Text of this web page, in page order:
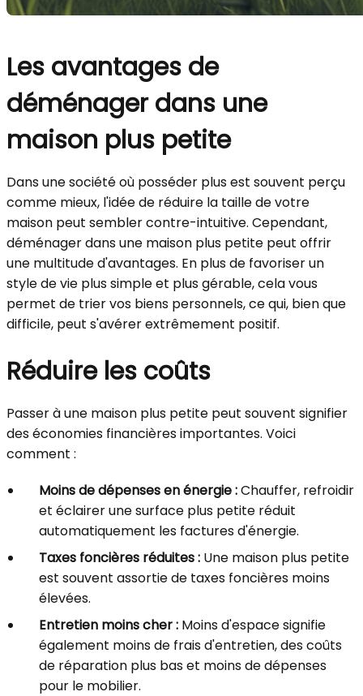
Les avantages de
déménager dans une
maison plus petite
Dans une société où posséder plus est souvent perçu
comme mieux, l'idée de réduire la taille de votre
maison peut sembler contre-intuitive. Cependant,
déménager dans une maison plus petite peut offrir
une multitude d'avantages. En plus de favoriser un
style de vie plus simple et plus gérable, cela vous
permet de trier vos biens personnels, ce qui, bien que
difficile, peut s'avérer extrêmement positif.
Réduire les coûts
Passer à une maison plus petite peut souvent signifier
des économies financières importantes. Voici
comment :
Moins de dépenses en énergie :Chauffer, refroidir
et éclairer une surface plus petite réduit
automatiquement les factures d'énergie.
Taxes foncières réduites : Une maison plus petite
est souvent assortie de taxes foncières moins
élevées.
Entretien moins cher : Moins d'espace signifie
également moins de frais d'entretien, des coûts
de réparation plus bas et moins de dépenses
pour le mobilier.